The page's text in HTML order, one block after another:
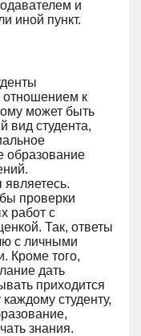
и
иной пункт.
отношением к
может быть
вид студента,
образование
являетесь.
проверки
работ с
Так, ответы
с личными
Кроме того,
дать
приходится
студенту,
знания.